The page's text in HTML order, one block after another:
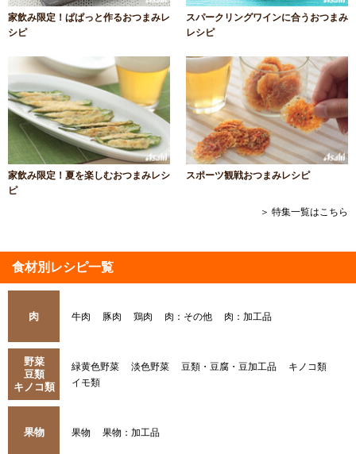
家飲み限定！ぱぱっと作るおつまみレ
シピ
スパークリングワインに合うおつまみ
レシピ
家飲み限定！夏を楽しむおつまみレシ
ピ
スポーツ観戦おつまみレシピ
＞ 特集一覧はこちら
食材別レシピ一覧
肉 牛肉 豚肉 鶏肉 肉：その他 肉：加工品
野菜
豆類
キノコ類
緑黄色野菜 淡色野菜 豆類・豆腐・豆加工品
キノコ類
イモ類
果物 果物 果物：加工品